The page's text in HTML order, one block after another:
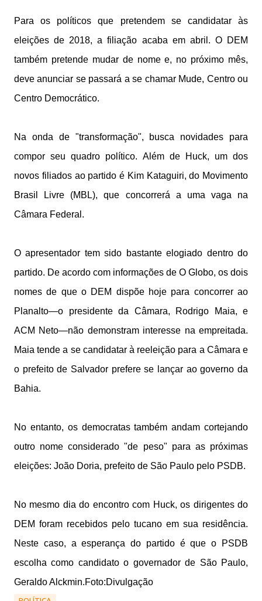
Para os políticos que pretendem se candidatar às
eleições de 2018, a filiação acaba em abril. O DEM
também pretende mudar de nome e, no próximo mês,
deve anunciar se passará a se chamar Mude, Centro ou
Centro Democrático.
Na onda de "transformação", busca novidades para
compor seu quadro político. Além de Huck, um dos
novos filiados ao partido é Kim Kataguiri, do Movimento
Brasil Livre (MBL), que concorrerá a uma vaga na
Câmara Federal.
O apresentador tem sido bastante elogiado dentro do
partido. De acordo com informações de O Globo, os dois
nomes de que o DEM dispõe hoje para concorrer ao
Planalto—o presidente da Câmara, Rodrigo Maia, e
ACM Neto—não demonstram interesse na empreitada.
Maia tende a se candidatar à reeleição para a Câmara e
o prefeito de Salvador prefere se lançar ao governo da
Bahia.
No entanto, os democratas também andam cortejando
outro nome considerado "de peso" para as próximas
eleições: João Doria, prefeito de São Paulo pelo PSDB.
No mesmo dia do encontro com Huck, os dirigentes do
DEM foram recebidos pelo tucano em sua residência.
Neste caso, a esperança do partido é que o PSDB
escolha como candidato o governador de São Paulo,
Geraldo Alckmin.Foto:Divulgação